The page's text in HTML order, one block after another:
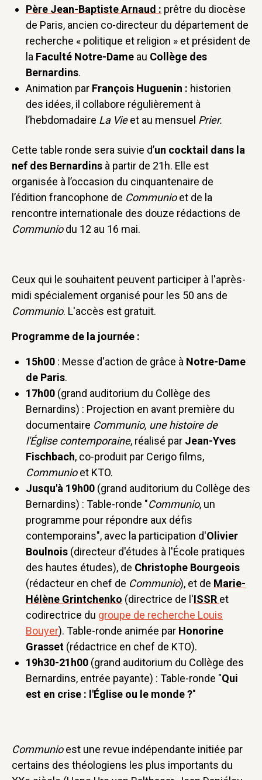
Père Jean-Baptiste Arnaud : prêtre du diocèse
de Paris, ancien co-directeur du département de
recherche « politique et religion » et président de
la Faculté Notre-Dame au Collège des
Bernardins.
Animation par François Huguenin : historien
des idées, il collabore régulièrement à
l’hebdomadaire La Vieet au mensuel Prier.
Cette table ronde sera suivie d’un cocktail dans la
nef des Bernardins à partir de 21h. Elle est
organisée à l’occasion du cinquantenaire de
l’édition francophone de Communioet de la
rencontre internationale des douze rédactions de
Communiodu 12 au 16 mai.
Ceux qui le souhaitent peuvent participer à l'après-
midi spécialement organisé pour les 50 ans de
Communio. L'accès est gratuit.
Programme de la journée :
15h00 : Messe d'action de grâce à Notre-Dame
de Paris.
17h00 (grand auditorium du Collège des
Bernardins) : Projection en avant première du
documentaire Communio, une histoire de
l'Église contemporaine, réalisé par Jean-Yves
Fischbach, co-produit par Cerigo films,
Communioet KTO.
Jusqu'à 19h00 (grand auditorium du Collège des
Bernardins) : Table-ronde "Communio, un
programme pour répondre aux défis
contemporains", avec la participation d'Olivier
Boulnois (directeur d'études à l'École pratiques
des hautes études), de Christophe Bourgeois
(rédacteur en chef de Communio), et de Marie-
Hélène Grintchenko (directrice de l'ISSR et
codirectrice du groupe de recherche Louis
Bouyer). Table-ronde animée par Honorine
Grasset (rédactrice en chef de KTO).
19h30-21h00 (grand auditorium du Collège des
Bernardins, entrée payante) : Table-ronde "Qui
est en crise : l'Église ou le monde ?"
Communioest une revue indépendante initiée par
certains des théologiens les plus importants du